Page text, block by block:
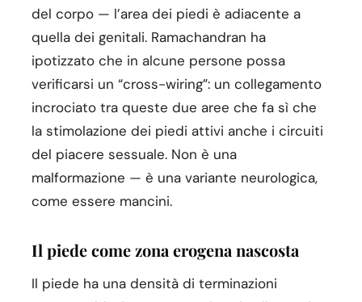
del corpo — l’area dei piedi è adiacente a
quella dei genitali. Ramachandran ha
ipotizzato che in alcune persone possa
verificarsi un “cross-wiring”: un collegamento
incrociato tra queste due aree che fa sì che
la stimolazione dei piedi attivi anche i circuiti
del piacere sessuale. Non è una
malformazione — è una variante neurologica,
come essere mancini.
Il piede come zona erogena nascosta
Il piede ha una densità di terminazioni